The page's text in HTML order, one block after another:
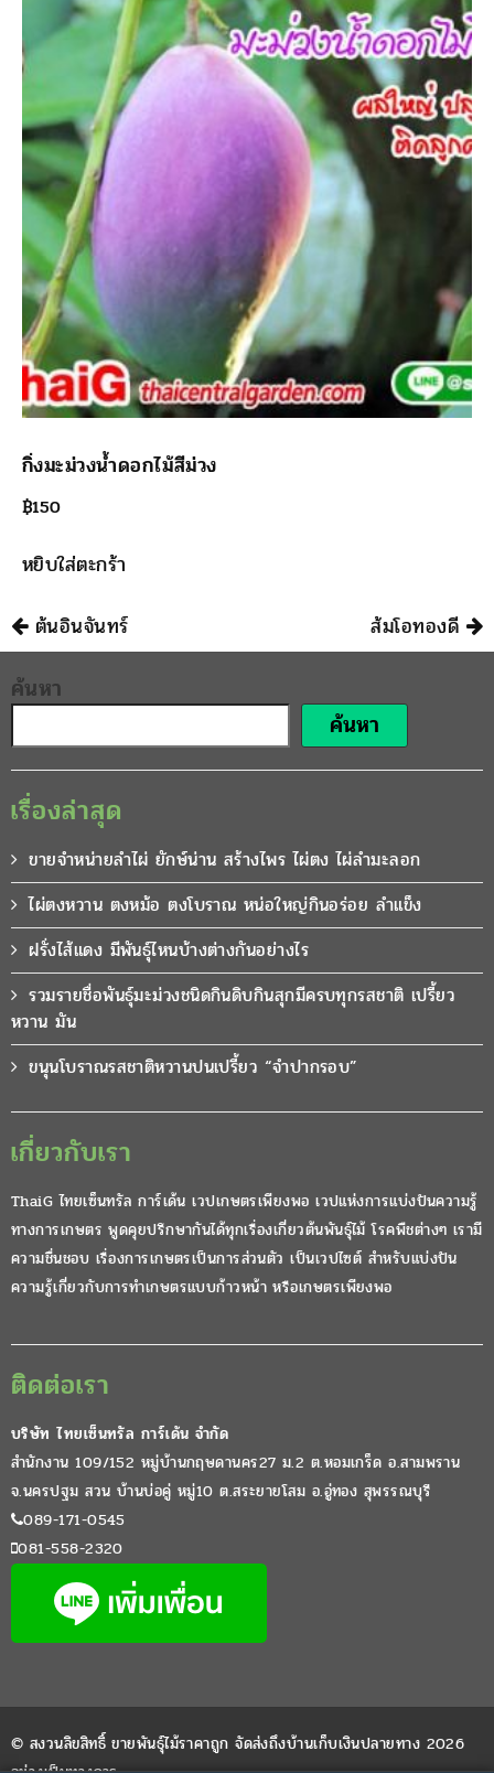
กิ่งมะม่วงน้ำดอกไม้สีม่วง
฿150
หยิบใส่ตะกร้า
นำทาง
ต้นอินจันทร์ ส้มโอทองดี
ค้นหา
ค้นหา
เรื่องล่าสุด
ขายจำหน่ายลำไผ่ ยักษ์น่าน สร้างไพร ไผ่ตง ไผ่ลำมะลอก
ไผ่ตงหวาน ตงหม้อ ตงโบราณ หน่อใหญ่กินอร่อย ลำแข็ง
ฝรั่งไส้แดง มีพันธุ์ไหนบ้างต่างกันอย่างไร
รวมรายชื่อพันธุ์มะม่วงชนิดกินดิบกินสุกมีครบทุกรสชาติ เปรี้ยว
หวาน มัน
ขนุนโบราณรสชาติหวานปนเปรี้ยว “จำปากรอบ”
เกี่ยวกับเรา
ThaiG ไทยเซ็นทรัล การ์เด้น เวปเกษตรเพียงพอ เวปแห่งการแบ่งปันความรู้
ทางการเกษตร พูดคุยปรึกษากันได้ทุกเรื่องเกี่ยวต้นพันธุ์ไม้ โรคพืชต่างๆ เรามี
ความชื่นชอบ เรื่องการเกษตรเป็นการส่วนตัว เป็นเวปไซต์ สำหรับแบ่งปัน
ความรู้เกี่ยวกับการทำเกษตรแบบก้าวหน้า หรือเกษตรเพียงพอ
ติดต่อเรา
บริษัท ไทยเซ็นทรัล การ์เด้น จำกัด
สำนักงาน 109/152 หมู่บ้านกฤษดานคร27 ม.2 ต.หอมเกร็ด อ.สามพราน
จ.นครปฐม สวน บ้านบ่อคู่ หมู่10 ต.สระยายโสม อ.อู่ทอง สุพรรณบุรี
089-171-0545
081-558-2320
© สงวนลิขสิทธิ์ ขายพันธุ์ไม้ราคาถูก จัดส่งถึงบ้านเก็บเงินปลายทาง 2026